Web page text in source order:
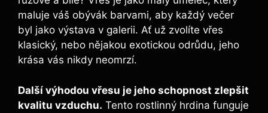
maluje váš obývák barvami, aby každý večer
byl jako výstava v galerii. Ať už zvolíte vřes
klasický, nebo nějakou exotickou odrůdu, jeho
krása vás nikdy neomrzí.
Další výhodou vřesu je jeho schopnost zlepšit
kvalitu vzduchu. Tento rostlinný hrdina funguje